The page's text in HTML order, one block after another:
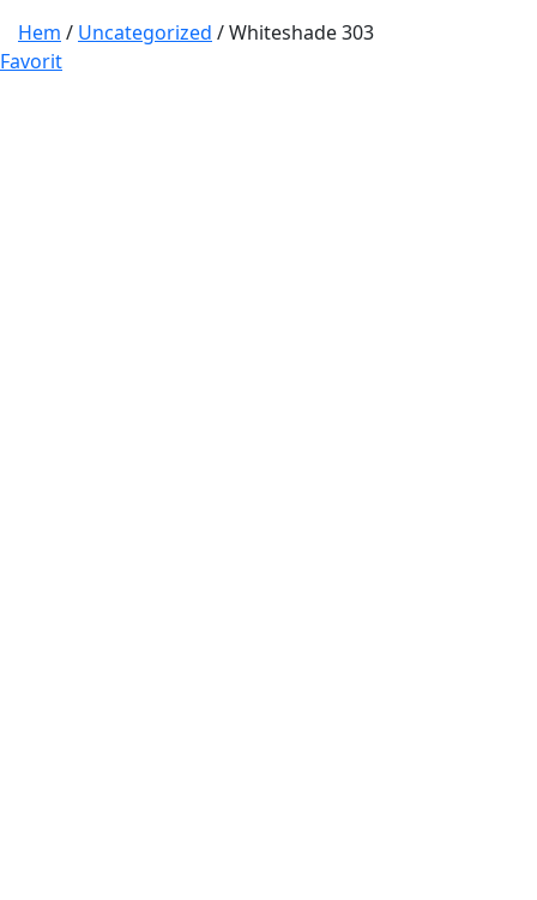
Hem / Uncategorized / Whiteshade 303
Favorit